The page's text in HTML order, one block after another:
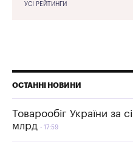
УСІ РЕЙТИНГИ
ОСТАННІ НОВИНИ
Товарообіг України за
млрд
17:59